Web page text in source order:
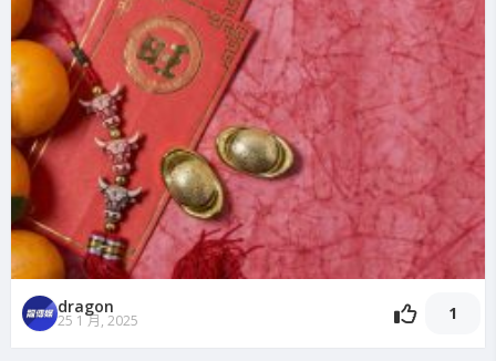
dragon
25 1 月, 2025 1